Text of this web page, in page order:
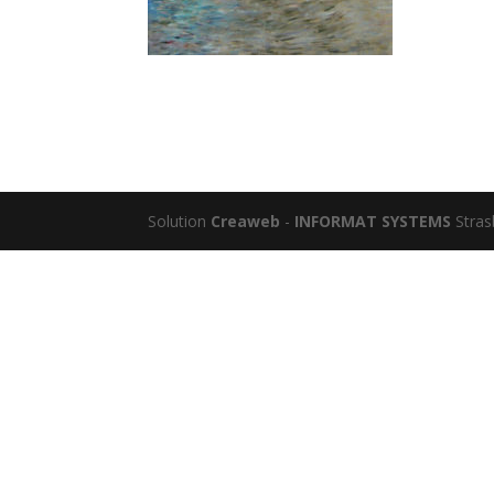
Solution Creaweb - INFORMAT SYSTEMS